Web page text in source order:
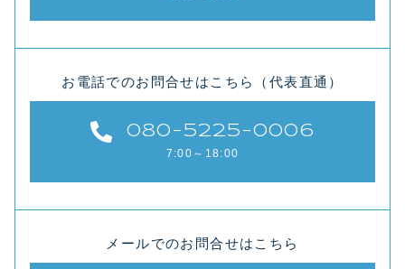
お電話でのお問合せはこちら（代表直通）
080-5225-0006
7:00～18:00
メールでのお問合せはこちら